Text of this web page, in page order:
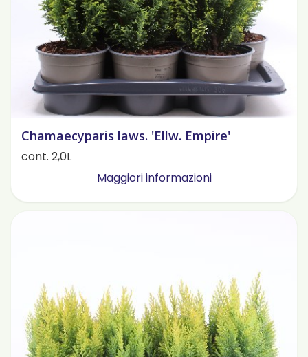
Chamaecyparis laws. 'Ellw. Empire'
cont. 2,0L
Maggiori informazioni